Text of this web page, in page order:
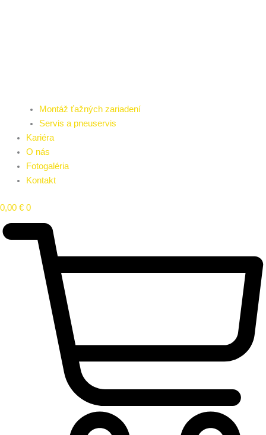
Montáž ťažných zariadení
Servis a pneuservis
Kariéra
O nás
Fotogaléria
Kontakt
0,00 € 0